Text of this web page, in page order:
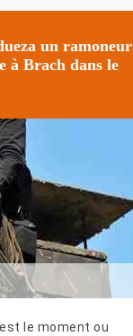
un ramoneur
à Brach dans le
le moment ou